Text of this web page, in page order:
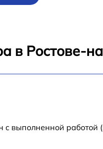
в Ростове-
с выполненной